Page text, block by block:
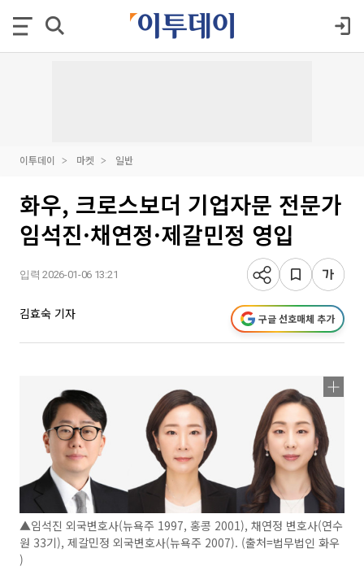
이투데이 마켓 일반
화우, 크로스보더 기업자문 전문가
임석진·채연정·제갈민정 영입
입력 2026-01-06 13:21
김효숙 기자 구글 선호매체 추가
▲임석진 외국변호사(뉴욕주 1997, 홍콩 2001), 채연정 변호사(연수
원 33기), 제갈민정 외국변호사(뉴욕주 2007). (출처=법무법인 화우
)